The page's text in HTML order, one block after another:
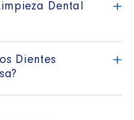
Dental
+
Dientes
+